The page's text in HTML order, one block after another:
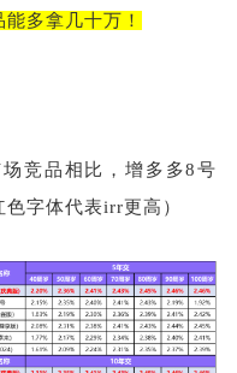
多拿几十万！
竞品相比，增多多8号
字体代表irr更高）